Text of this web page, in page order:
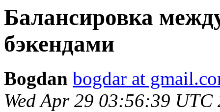
Балансировка
бэкендами
Bogdan bogdar at
Wed Apr 29 03:56:39 UTC